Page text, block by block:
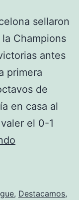
sellaron
Champions
antes
primera
de
en casa al
el 0-1
, Destacamos,